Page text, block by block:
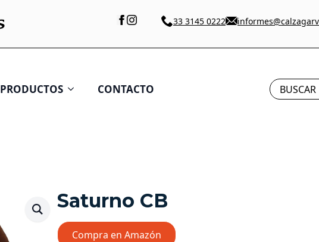
33 3145 0222
PRODUCTOS CONTACTO
Saturno CB
Compra en Amazón